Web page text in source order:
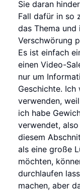
Sie daran
Fall dafür in so
das Thema und
Verschwörung
Es ist einfach
einen Video-
nur um
Geschichte. Ich
verwenden,
ich habe
verwendet,
diesem
als eine große
möchten,
durchlaufen
machen, aber